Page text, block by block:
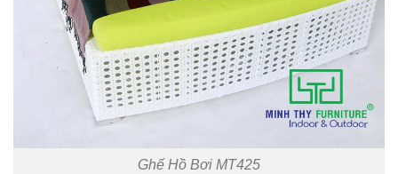
Ghế Hồ Bơi MT425